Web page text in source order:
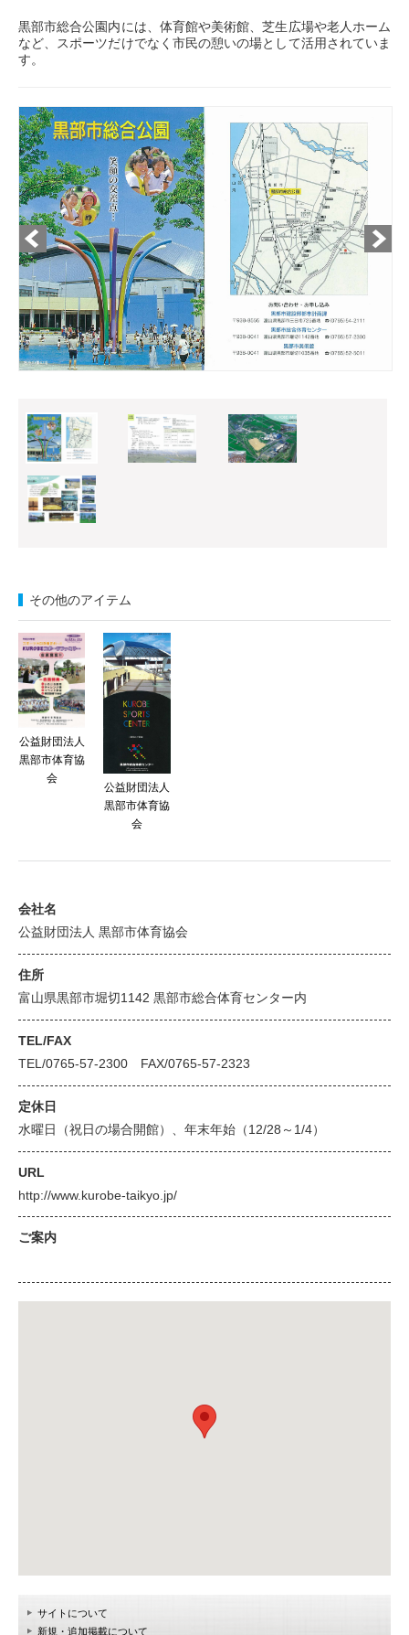
黒部市総合公園内には、体育館や美術館、芝生広場や老人ホーム
など、スポーツだけでなく市民の憩いの場として活用されていま
す。
その他のアイテム
公益財団法人
黒部市体育協
会
公益財団法人
黒部市体育協
会
会社名
公益財団法人 黒部市体育協会
住所
富山県黒部市堀切1142 黒部市総合体育センター内
TEL/FAX
TEL/0765-57-2300 FAX/0765-57-2323
定休日
水曜日（祝日の場合開館）、年末年始（12/28～1/4）
URL
http://www.kurobe-taikyo.jp/
ご案内
サイトについて
新規・追加掲載について